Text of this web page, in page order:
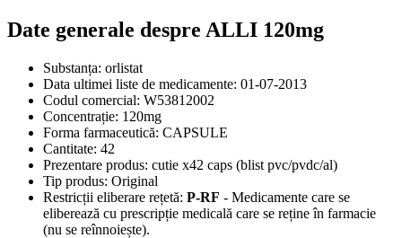
Date generale despre ALLI 120mg
Substanța: orlistat
Data ultimei liste de medicamente: 01-07-2013
Codul comercial: W53812002
Concentrație: 120mg
Forma farmaceutică: CAPSULE
Cantitate: 42
Prezentare produs: cutie x42 caps (blist pvc/pvdc/al)
Tip produs: Original
Restricții eliberare rețetă: P-RF - Medicamente care se
eliberează cu prescripție medicală care se reține în farmacie
(nu se reînnoiește).